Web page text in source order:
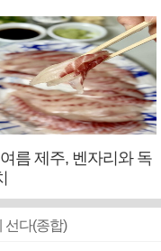
름 제주, 벤자리와 독
선다(종합)